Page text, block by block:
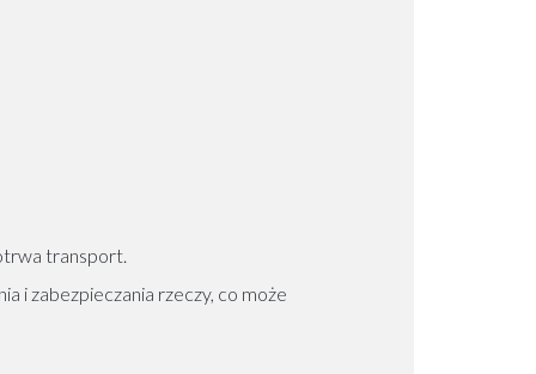
transport.
i zabezpieczania rzeczy, co może